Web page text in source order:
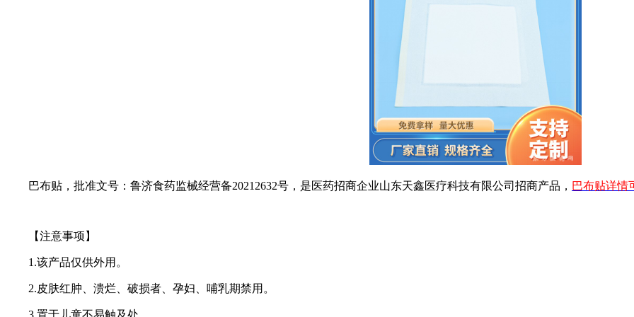
巴布贴，批准文号：鲁济食药监械经营备20212632号，是医药招商企业山东天鑫医疗科技有限公司招商产品， 巴布贴详情
【注意事项】
1.该产品仅供外用。
2.皮肤红肿、溃烂、破损者、孕妇、哺乳期禁用。
3.置于儿童不易触及处。